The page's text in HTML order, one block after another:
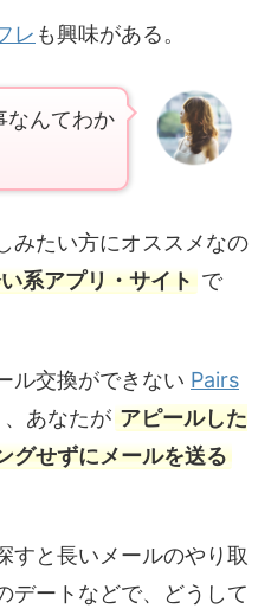
レ も興味がある。
なんてわか
みたい方にオススメなの
系アプリ・サイト で
ル交換ができない Pairs
、あなたが アピールした
グせずにメールを送る
すと長いメールのやり取
デートなどで、どうして